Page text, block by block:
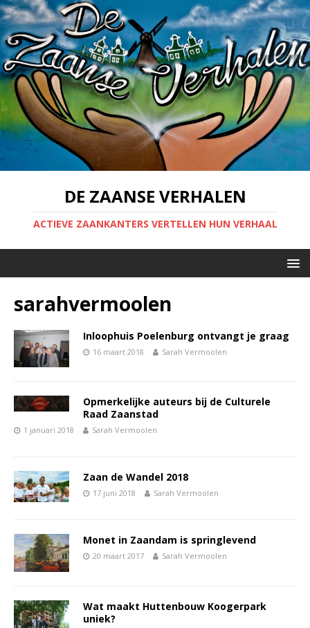
DE ZAANSE VERHALEN
ACTIEVE ZAANKANTERS VERTELLEN HUN VERHAAL
sarahvermoolen
Inloophuis Poelenburg ontvangt je graag
16 maart 2018 Sarah Vermoolen
Opmerkelijke auteurs bij de Culturele
Raad Zaanstad
1 januari 2018 Sarah Vermoolen
Zaan de Wandel 2018
17 juni 2018 Sarah Vermoolen
Monet in Zaandam is springlevend
20 maart 2017 Sarah Vermoolen
Wat maakt Huttenbouw Koogerpark
uniek?